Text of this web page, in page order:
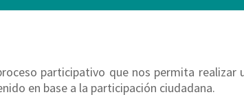
participativo que nos permita realizar
en base a la participación ciudadana.